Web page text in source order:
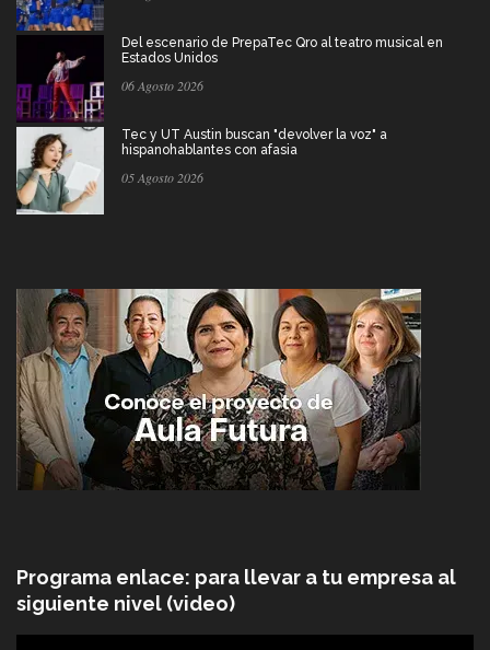
Del escenario de PrepaTec Qro al teatro musical en
Estados Unidos
06 Agosto 2026
Tec y UT Austin buscan "devolver la voz" a
hispanohablantes con afasia
05 Agosto 2026
Programa enlace: para llevar a tu empresa al
siguiente nivel (video)